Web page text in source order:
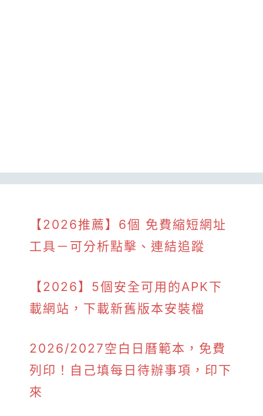
【2026推薦】6個 免費縮短網址
工具－可分析點擊、連結追蹤
【2026】5個安全可用的APK下
載網站，下載新舊版本安裝檔
2026/2027空白日曆範本，免費
列印！自己填每日待辦事項，印下
來